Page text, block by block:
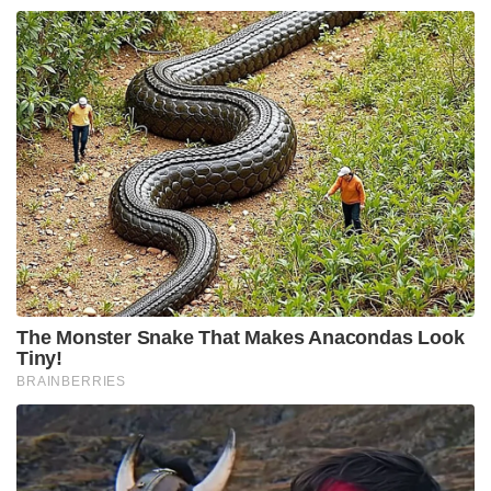
The Monster Snake That Makes Anacondas Look
Tiny!
BRAINBERRIES